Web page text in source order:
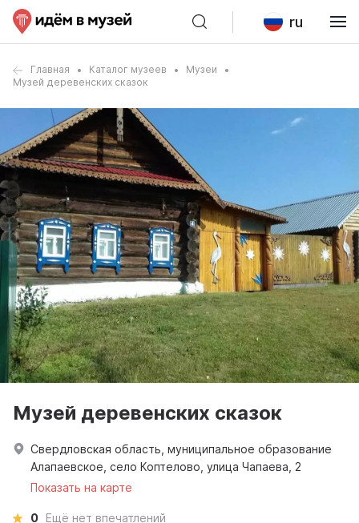
ru
Главная Каталог музеев
Музеи
Музей деревенских сказок
Музей деревенских сказок
Свердловская область, муниципальное образование
Алапаевское, село Коптелово, улица Чапаева, 2
Показать на карте
0 Ещё нет впечатлений